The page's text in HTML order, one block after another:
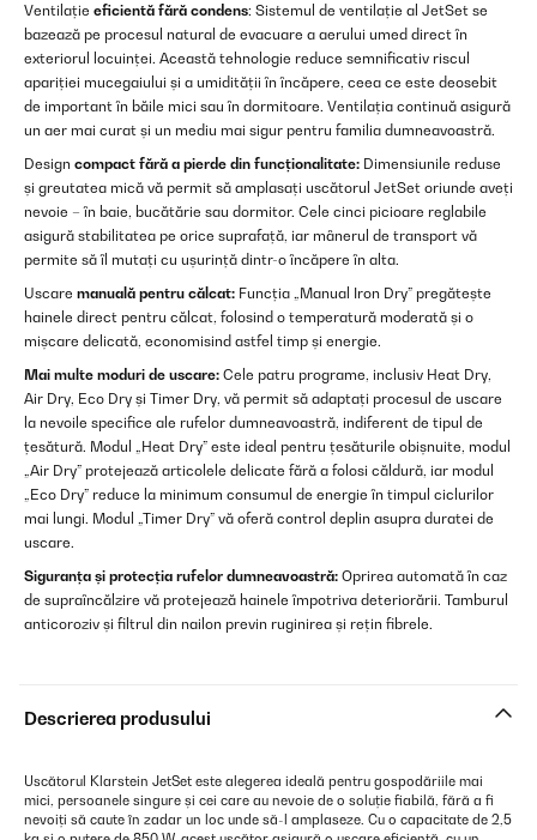
Ventilație eficientă fără condens: Sistemul de ventilație al JetSet se
bazează pe procesul natural de evacuare a aerului umed direct în
exteriorul locuinței. Această tehnologie reduce semnificativ riscul
apariției mucegaiului și a umidității în încăpere, ceea ce este deosebit
de important în băile mici sau în dormitoare. Ventilația continuă asigură
un aer mai curat și un mediu mai sigur pentru familia dumneavoastră.
Design compact fără a pierde din funcționalitate: Dimensiunile reduse
și greutatea mică vă permit să amplasați uscătorul JetSet oriunde aveți
nevoie – în baie, bucătărie sau dormitor. Cele cinci picioare reglabile
asigură stabilitatea pe orice suprafață, iar mânerul de transport vă
permite să îl mutați cu ușurință dintr-o încăpere în alta.
Uscare manuală pentru călcat: Funcția „Manual Iron Dry” pregătește
hainele direct pentru călcat, folosind o temperatură moderată și o
mișcare delicată, economisind astfel timp și energie.
Mai multe moduri de uscare: Cele patru programe, inclusiv Heat Dry,
Air Dry, Eco Dry și Timer Dry, vă permit să adaptați procesul de uscare
la nevoile specifice ale rufelor dumneavoastră, indiferent de tipul de
țesătură. Modul „Heat Dry” este ideal pentru țesăturile obișnuite, modul
„Air Dry” protejează articolele delicate fără a folosi căldură, iar modul
„Eco Dry” reduce la minimum consumul de energie în timpul ciclurilor
mai lungi. Modul „Timer Dry” vă oferă control deplin asupra duratei de
uscare.
Siguranța și protecția rufelor dumneavoastră: Oprirea automată în caz
de supraîncălzire vă protejează hainele împotriva deteriorării. Tamburul
anticoroziv și filtrul din nailon previn ruginirea și rețin fibrele.
Descrierea produsului
Uscătorul Klarstein JetSet este alegerea ideală pentru gospodăriile mai
mici, persoanele singure și cei care au nevoie de o soluție fiabilă, fără a fi
nevoiți să caute în zadar un loc unde să-l amplaseze. Cu o capacitate de 2,5